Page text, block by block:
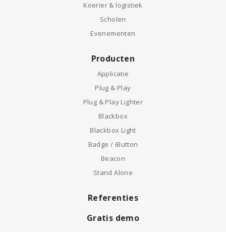
Koerier & logistiek
Scholen
Evenementen
Producten
Applicatie
Plug & Play
Plug & Play Lighter
Blackbox
Blackbox Light
Badge / iButton
Beacon
Stand Alone
Referenties
Gratis demo